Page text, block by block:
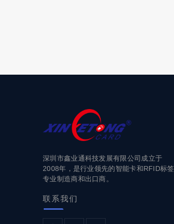
深圳市鑫业通科技发展有限公司成立于
2008年，是行业领先的智能卡和RFID标签
专业制造商和出口商。
联系我们